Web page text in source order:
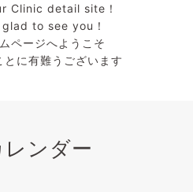
Clinic detail site！
to see you！
ページへようこそ
とに有難うございます
ンダー